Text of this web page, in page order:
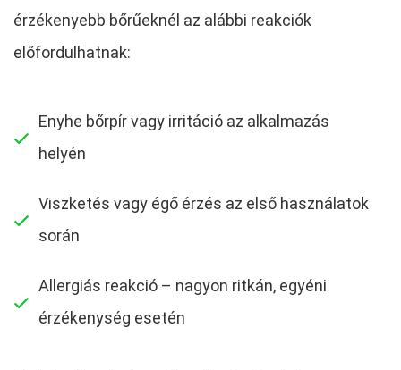
érzékenyebb bőrűeknél az alábbi reakciók
előfordulhatnak:
Enyhe bőrpír vagy irritáció az alkalmazás
helyén
Viszketés vagy égő érzés az első használatok
során
Allergiás reakció – nagyon ritkán, egyéni
érzékenység esetén